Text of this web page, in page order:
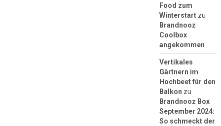
Food zum
Winterstartzu
Brandnooz
Coolbox
angekommen
Vertikales
Gärtnern im
Hochbeet für den
Balkon zu
Brandnooz Box
September 2024:
So schmeckt der